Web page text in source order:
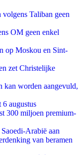
Taliban geen
OM geen enkel
op Moskou en Sint-
zet Christelijke
kan worden aangevuld,
augustus
300 miljoen premium-
Arabië aan
van beramen